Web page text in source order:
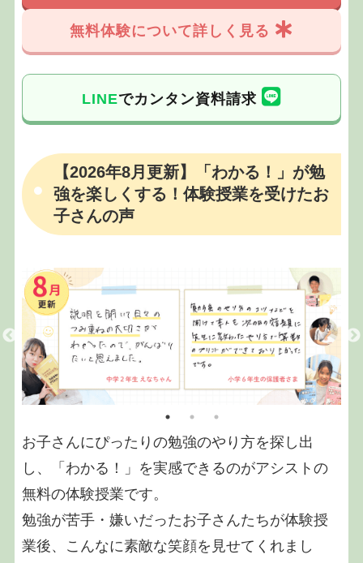
無料体験について詳しく見る
LINEでカンタン資料請求
【2026年8月更新】「わかる！」が勉
強を楽しくする！体験授業を受けたお
子さんの声
お子さんにぴったりの勉強のやり方を探し出
し、「わかる！」を実感できるのがアシストの
無料の体験授業です。
勉強が苦手・嫌いだったお子さんたちが体験授
業後、こんなに素敵な笑顔を見せてくれまし